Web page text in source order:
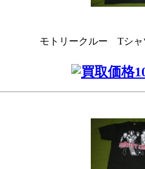
モトリークルー Tシ